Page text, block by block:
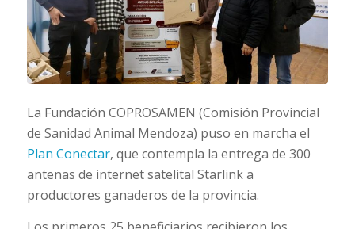
La Fundación COPROSAMEN (Comisión Provincial
de Sanidad Animal Mendoza) puso en marcha el
Plan Conectar, que contempla la entrega de 300
antenas de internet satelital Starlink a
productores ganaderos de la provincia.